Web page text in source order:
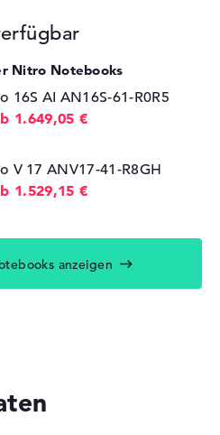
Nitro Notebooks
16S AI AN16S-61-R0R5
1.649,05 €
V 17 ANV17-41-R8GH
1.529,15 €
anzeigen